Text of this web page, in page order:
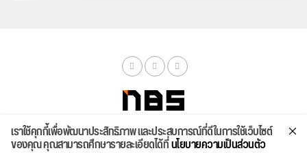
จัดสเปค ค้นหา บทความ รีวิวล่าสุด บทความยอดนิยม ติดต่อเรา
เราใช้คุกกี้เพื่อพัฒนาประสิทธิภาพ และประสบการณ์ที่ดีในการใช้เว็บไซต์
ของคุณ คุณสามารถศึกษารายละเอียดได้ที่นโยบายความเป็นส่วนตัว